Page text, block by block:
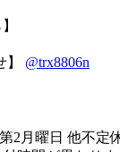
】 @trx8806n
2月曜日 他不定